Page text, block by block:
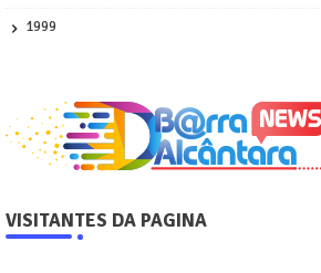
1999
VISITANTES DA PAGINA